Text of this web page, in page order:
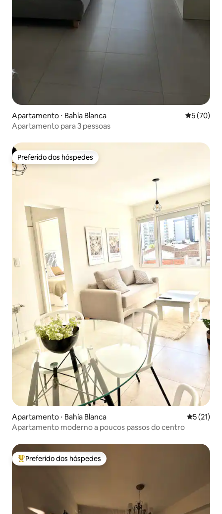
Apartamento ⋅ Bahía Blanca 5 de uma
5 (70)
Apartamento para 3 pessoas
Preferido dos hóspedes
Preferido dos hóspedes
Apartamento ⋅ Bahía Blanca 5 de uma
5 (21)
Apartamento moderno a poucos passos do centro
Entre os melhores preferidos dos hóspedes
Preferido dos hóspedes